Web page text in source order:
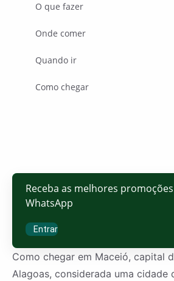
O que fazer
Onde comer
Quando ir
Como chegar
Receba as melhores
WhatsApp
Entrar
Como chegar em Maceió, capital
Alagoas, considerada uma cidade